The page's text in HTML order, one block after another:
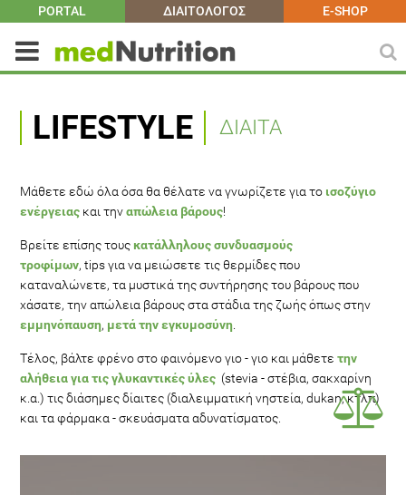
PORTAL ΔΙΑΙΤΟΛΟΓΟΣ E-SHOP
LIFESTYLE ΔΙΑΙΤΑ
Μάθετε εδώ όλα όσα θα θέλατε να γνωρίζετε για το ισοζύγιο
ενέργειας και τηναπώλεια βάρους!
Βρείτε επίσης τους κατάλληλους συνδυασμούς
τροφίμων, tips για να μειώσετε τις θερμίδες που
καταναλώνετε, τα μυστικά της συντήρησης του βάρους που
χάσατε, την απώλεια βάρους στα στάδια της ζωής όπως στην
εμμηνόπαυση, μετά την εγκυμοσύνη
Τέλος, βάλτε φρένο στο φαινόμενο γιο - γιο και μάθετε την
αλήθεια για τις γλυκαντικές ύλες (stevia - στέβια, σακχαρίνη
κ.α.) τις διάσημες δίαιτες (διαλειμματική νηστεία, dukan, κτλπ)
και τα φάρμακα - σκευάσματα αδυνατίσματος.